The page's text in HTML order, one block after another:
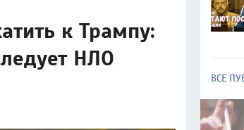
к Трампу:
НЛО
ВСЕ